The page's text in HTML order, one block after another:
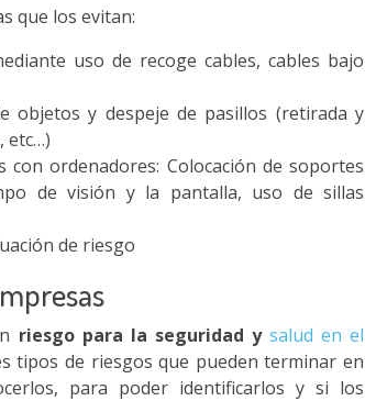
que los evitan:
uso de recoge cables, cables bajo
objetos y despeje de pasillos (retirada y
etc…)
ordenadores: Colocación de soportes
de visión y la pantalla, uso de sillas
de riesgo
riesgo para la seguridad y salud en el
tipos de riesgos que pueden terminar en
para poder identificarlos y si los